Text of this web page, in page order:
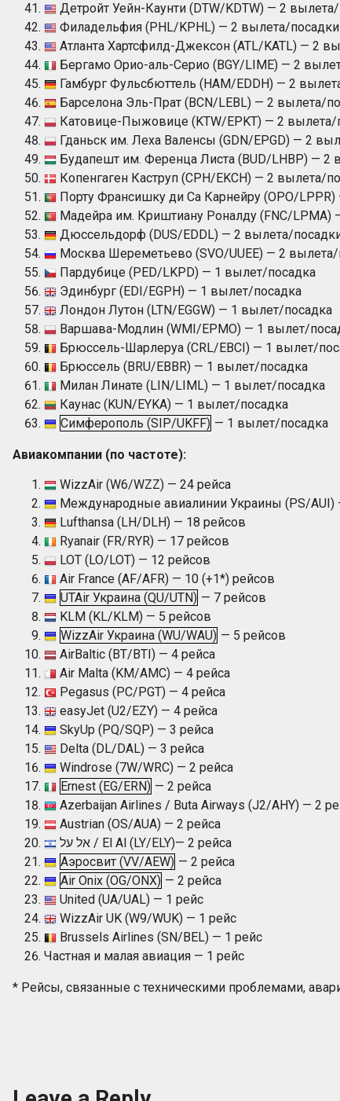
Детройт Уейн-Каунти (DTW/KDTW) — 2
Филадельфия (PHL/KPHL) — 2 вылета/посадки
Атланта Хартсфилд-Джексон (ATL/KATL) — 2
Бергамо Орио-аль-Серио (BGY/LIME) — 2
Гамбург Фульсбюттель (HAM/EDDH) — 2
Барселона Эль-Прат (BCN/LEBL) — 2 вылета/
Катовице-Пыжовице (KTW/EPKT) — 2 вылета/
Гданьск им. Леха Валенсы (GDN/EPGD) — 2
Будапешт им. Ференца Листа (BUD/LHBP) — 2
Копенгаген Каструп (CPH/EKCH) — 2 вылета/
Порту Франсишку ди Са Карнейру (OPO/
Мадейра им. Криштиану Роналду (FNC/LPMA)
Дюссельдорф (DUS/EDDL) — 2 вылета/
Москва Шереметьево (SVO/UUEE) — 2
Пардубице (PED/LKPD) — 1 вылет/посадка
Эдинбург (EDI/EGPH) — 1 вылет/посадка
Лондон Лутон (LTN/EGGW) — 1 вылет/посадка
Варшава-Модлин (WMI/EPMO) — 1 вылет/
Брюссель-Шарлеруа (CRL/EBCI) — 1 вылет/
Брюссель (BRU/EBBR) — 1 вылет/посадка
Милан Линате (LIN/LIML) — 1 вылет/посадка
Каунас (KUN/EYKA) — 1 вылет/посадка
Симферополь (SIP/UKFF) — 1 вылет/посадка
Авиакомпании (по частоте):
WizzAir (W6/WZZ) — 24 рейса
Meждународные авиалинии Украины (PS/AUI)
Lufthansa (LH/DLH) — 18 рейсов
Ryanair (FR/RYR) — 17 рейсов
LOT (LO/LOT) — 12 рейсов
Air France (AF/AFR) — 10 (+1*) рейсов
UTAir Украина (QU/UTN) — 7 рейсов
KLM (KL/KLM) — 5 рейсов
WizzAir Украина (WU/WAU) — 5 рейсов
AirBaltic (BT/BTI) — 4 рейса
Air Malta (KM/AMC) — 4 рейса
Pegasus (PC/PGT) — 4 рейса
easyJet (U2/EZY) — 4 рейса
SkyUp (PQ/SQP) — 3 рейcа
Delta (DL/DAL) — 3 рейса
Windrose (7W/WRC) — 2 рейса
Ernest (EG/ERN) — 2 рейса
Azerbaijan Airlines / Buta Airways (J2/AHY) — 2
Austrian (OS/AUA) — 2 рейса
אל על‏‎‎ / El Al (LY/ELY)— 2 рейса
Аэросвит (VV/AEW) — 2 рейса
Air Onix (OG/ONX) — 2 рейса
United (UA/UAL) — 1 рейс
WizzAir UK (W9/WUK) — 1 рейс
Brussels Airlines (SN/BEL) — 1 рейс
Частная и малая авиация — 1 рейс
* Рейсы, связанные с техническими проблемами,